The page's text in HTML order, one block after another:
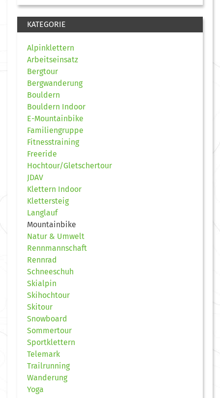
KATEGORIE
Alpinklettern
Arbeitseinsatz
Bergtour
Bergwanderung
Bouldern
Bouldern Indoor
E-Mountainbike
Familiengruppe
Fitnesstraining
Freeride
Hochtour/Gletschertour
JDAV
Klettern Indoor
Klettersteig
Langlauf
Mountainbike
Natur & Umwelt
Rennmannschaft
Rennrad
Schneeschuh
Skialpin
Skihochtour
Skitour
Snowboard
Sommertour
Sportklettern
Telemark
Trailrunning
Wanderung
Yoga